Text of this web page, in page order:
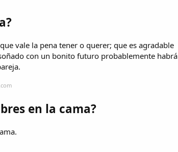
vale la pena tener o querer; que es agradable
con un bonito futuro probablemente habrá
en la cama?